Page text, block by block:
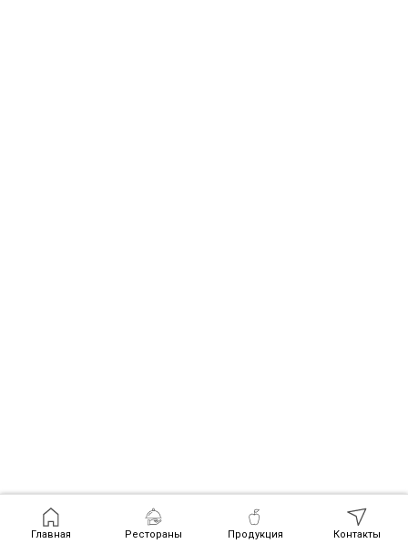
Главная Рестораны Продукция Контакты